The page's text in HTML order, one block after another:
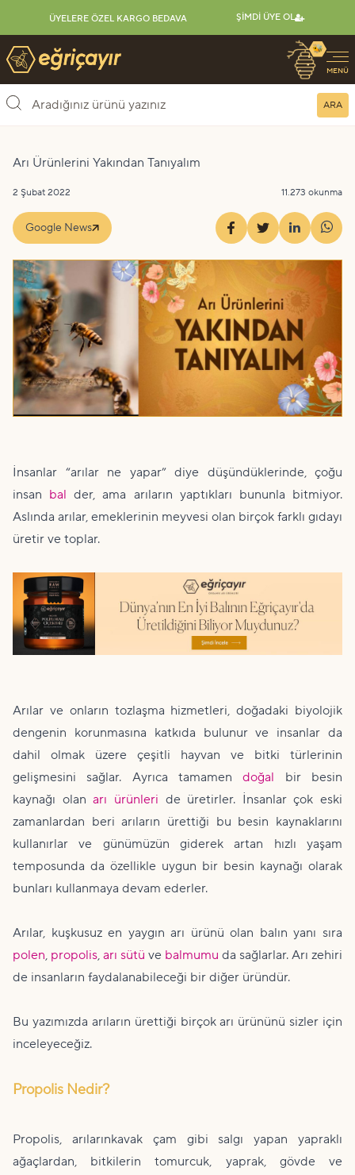
ÜYELERE ÖZEL KARGO BEDAVA ŞIMDI ÜYE OL
Eğriçayır Organik Arı Ürünleri 🐝
MENÜ
ARA
Arı Ürünlerini Yakından Tanıyalım
2 Şubat 2022 11.273 okunma
Google News
İnsanlar “arılar ne yapar” diye düşündüklerinde, çoğu
insan bal der, ama arıların yaptıkları bununla bitmiyor.
Aslında arılar, emeklerinin meyvesi olan birçok farklı gıdayı
üretir ve toplar.
Arılar ve onların tozlaşma hizmetleri, doğadaki biyolojik
dengenin korunmasına katkıda bulunur ve insanlar da
dahil olmak üzere çeşitli hayvan ve bitki türlerinin
gelişmesini sağlar. Ayrıca tamamendoğal bir besin
kaynağı olanarı ürünleri de üretirler. İnsanlar çok eski
zamanlardan beri arıların ürettiği bu besin kaynaklarını
kullanırlar ve günümüzün giderek artan hızlı yaşam
temposunda da özellikle uygun bir besin kaynağı olarak
bunları kullanmaya devam ederler.
Arılar, kuşkusuz en yaygın arı ürünü olan balın yanı sıra
polen, propolis, arı sütü ve balmumu da sağlarlar. Arı zehiri
de insanların faydalanabileceği bir diğer üründür.
Bu yazımızda arıların ürettiği birçok arı ürününü sizler için
inceleyeceğiz.
Propolis Nedir?
Propolis, arılarınkavak çam gibi salgı yapan yapraklı
ağaçlardan, bitkilerin tomurcuk, yaprak, gövde ve